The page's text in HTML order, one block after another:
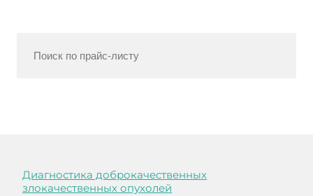
Диагностика доброкачественных
злокачественных опухолей